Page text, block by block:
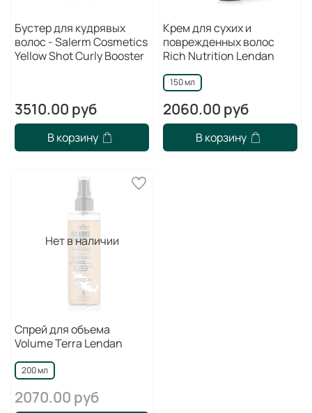
Бустер для кудрявых
волос - Salerm Cosmetics
Yellow Shot Curly Booster
3510.00 руб
В корзину
Крем для сухих и
поврежденных волос
Rich Nutrition Lendan
150 мл
2060.00 руб
В корзину
Нет в наличии
Спрей для объема
Volume Terra Lendan
200 мл
2070.00 руб